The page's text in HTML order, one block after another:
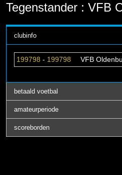
Tegenstander : VFB
clubinfo
199798 - 199798 VFB
betaald voetbal
amateurperiode
scoreborden